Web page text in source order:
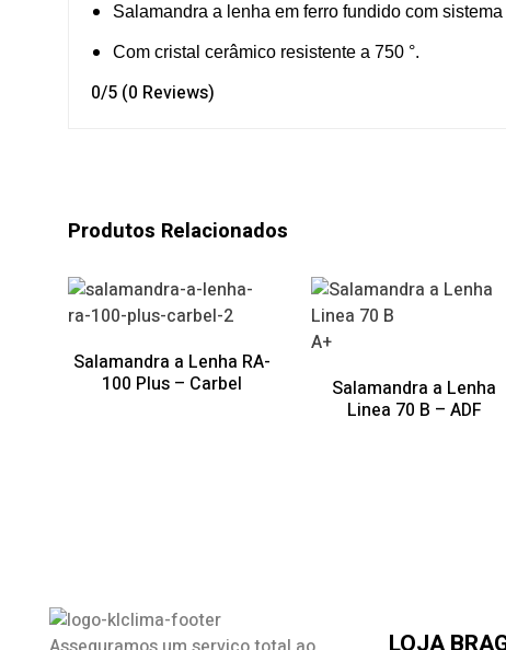
Salamandra a lenha em ferro fundido com
Com cristal cerâmico resistente a 750 °.
0/5 (0 Reviews)
Produtos Relacionados
Salamandra a Lenha RA-
100 Plus – Carbel
A+
Salamandra a Lenha
Linea 70 B – ADF